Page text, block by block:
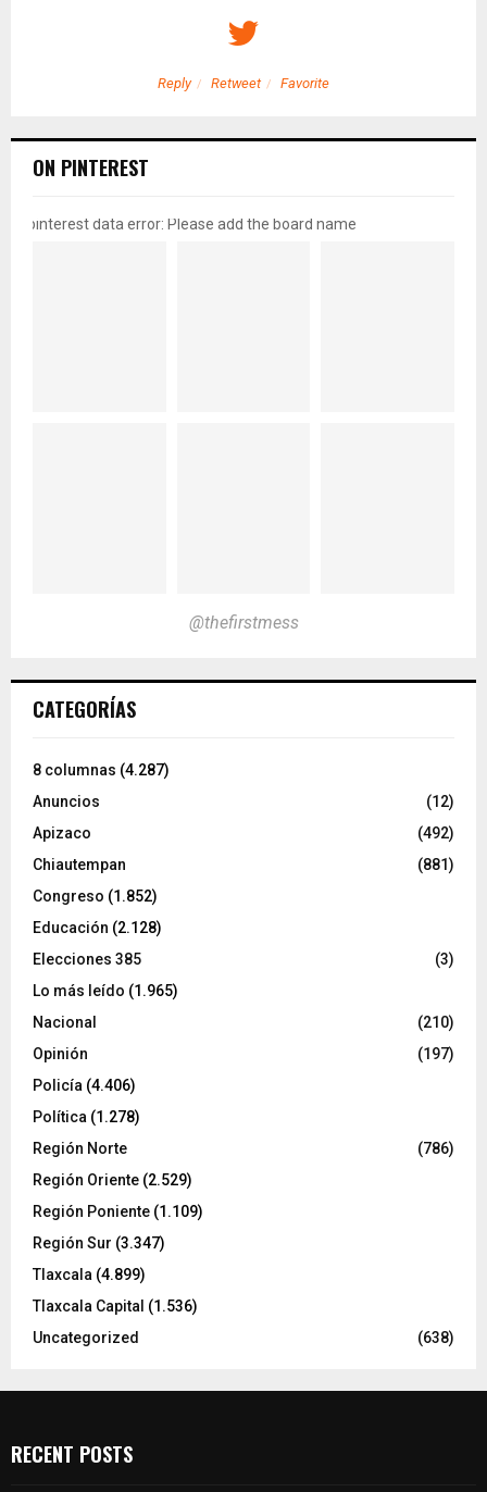
Reply Retweet Favorite
ON PINTEREST
pinterest data error: Please add the board name
@thefirstmess
CATEGORÍAS
8 columnas (4.287)
Anuncios
(12)
Apizaco
(492)
Chiautempan
(881)
Congreso (1.852)
Educación (2.128)
Elecciones 385
(3)
Lo más leído (1.965)
Nacional
(210)
Opinión
(197)
Policía (4.406)
Política (1.278)
Región Norte
(786)
Región Oriente (2.529)
Región Poniente (1.109)
Región Sur (3.347)
Tlaxcala (4.899)
Tlaxcala Capital (1.536)
Uncategorized
(638)
RECENT POSTS